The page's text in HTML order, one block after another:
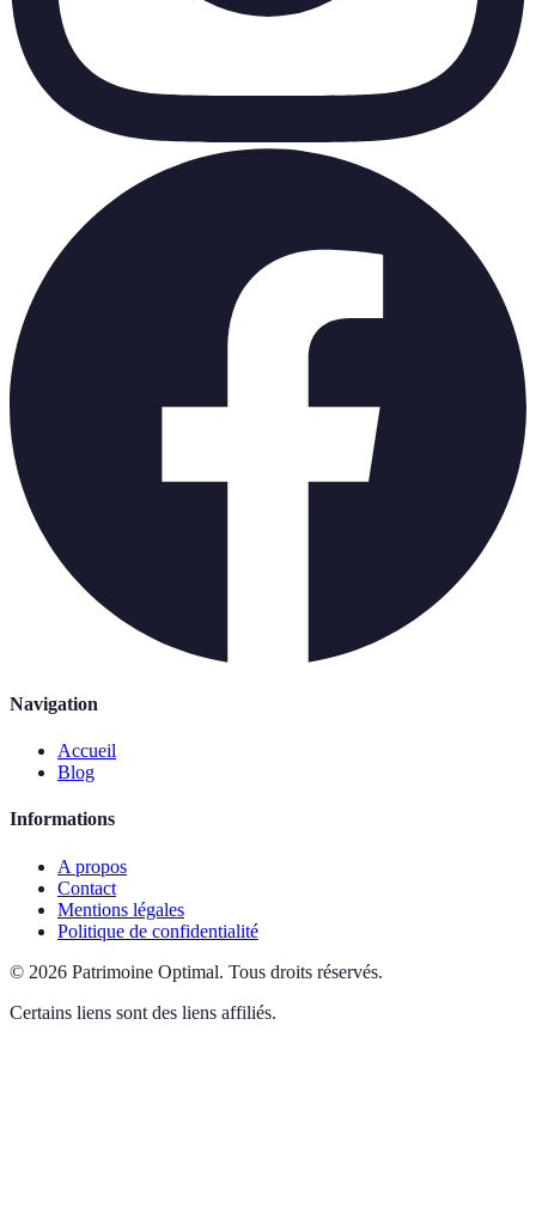
Navigation
Accueil
Blog
Informations
A propos
Contact
Mentions légales
Politique de confidentialité
© 2026 Patrimoine Optimal. Tous droits réservés.
Certains liens sont des liens affiliés.